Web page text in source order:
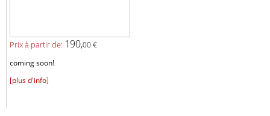
Prix ​​à partir de: 190,00 €
coming soon!
[plus d'info]